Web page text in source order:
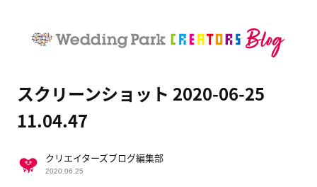
スクリーンショット 2020-06-25
11.04.47
クリエイターズブログ編集部
2020.06.25